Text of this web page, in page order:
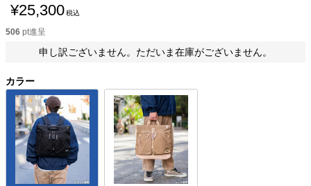
¥25,300税込
506 pt進呈
申し訳ございません。ただいま在庫がございません。
カラー